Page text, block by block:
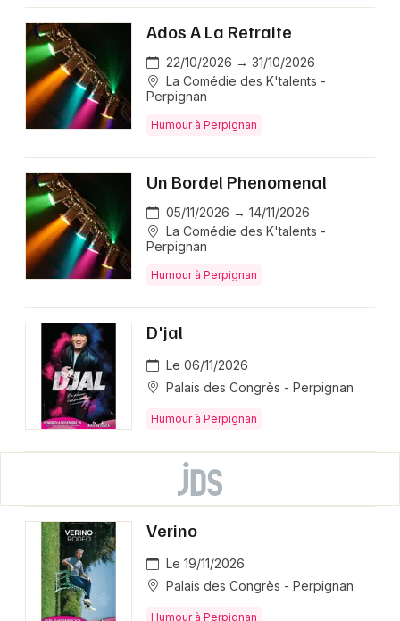
Ados A La Retraite
22/10/2026 → 31/10/2026
La Comédie des K'talents -
Perpignan
Humour à Perpignan
Un Bordel Phenomenal
05/11/2026 → 14/11/2026
La Comédie des K'talents -
Perpignan
Humour à Perpignan
D'jal
Le 06/11/2026
Palais des Congrès - Perpignan
Humour à Perpignan
Verino
Le 19/11/2026
Palais des Congrès - Perpignan
Humour à Perpignan